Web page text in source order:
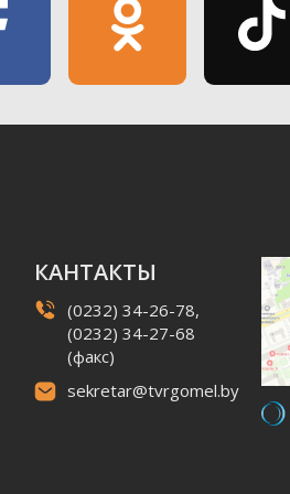
КАНТАКТЫ
(0232) 34-26-78,
(0232) 34-27-68
(факс)
sekretar@tvrgomel.by